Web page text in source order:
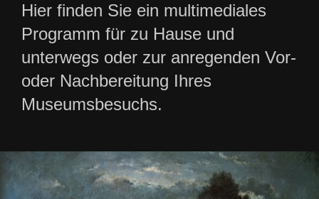
Hier finden Sie ein multimediales
Programm für zu Hause und
unterwegs oder zur anregenden Vor-
oder Nachbereitung Ihres
Museumsbesuchs.